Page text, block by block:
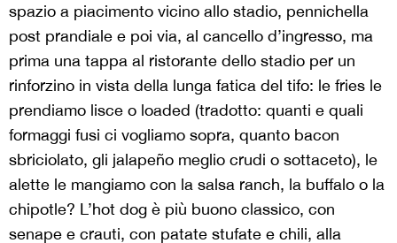
spazio a piacimento vicino allo stadio, pennichella
post prandiale e poi via, al cancello d’ingresso, ma
prima una tappa al ristorante dello stadio per un
rinforzino in vista della lunga fatica del tifo: le fries le
prendiamo lisce o loaded (tradotto: quanti e quali
formaggi fusi ci vogliamo sopra, quanto bacon
sbriciolato, gli jalapeño meglio crudi o sottaceto), le
alette le mangiamo con la salsa ranch, la buffalo o la
chipotle? L’hot dog è più buono classico, con
senape e crauti, con patate stufate e chili, alla